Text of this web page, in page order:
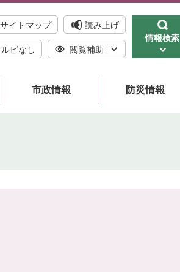
サイトマップ 読み上げ
ルビなし 閲覧補助
情報検索
市政情報 防災情報